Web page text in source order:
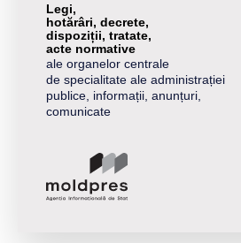
Legi,
hotărâri, decrete,
dispoziții, tratate,
acte normative
ale organelor centrale
de specialitate ale administrației
publice, informații, anunțuri,
comunicate